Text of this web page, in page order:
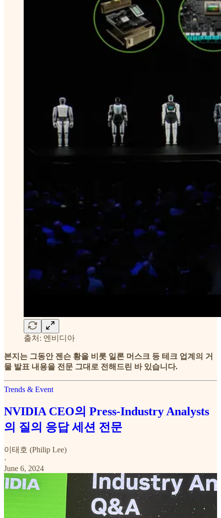
출처: 엔비디아
본지는 그동안 젠슨 황을 비롯 일론 머스크 등 테크 업계의 거
물 발표 내용을 전문 그대로 전해드린 바 있습니다.
Trends & Event
NVIDIA CEO의 Press-Industry Analysts
의 질의 응답 세션 전문
이태호 (Philip Lee)
·
June 6, 2024